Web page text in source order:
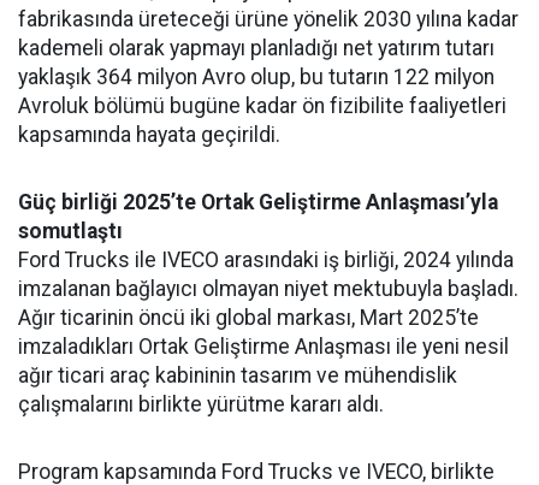
fabrikasında üreteceği ürüne yönelik 2030 yılına kadar
kademeli olarak yapmayı planladığı net yatırım tutarı
yaklaşık 364 milyon Avro olup, bu tutarın 122 milyon
Avroluk bölümü bugüne kadar ön fizibilite faaliyetleri
kapsamında hayata geçirildi.
Güç birliği 2025’te Ortak Geliştirme Anlaşması’yla
somutlaştı
Ford Trucks ile IVECO arasındaki iş birliği, 2024 yılında
imzalanan bağlayıcı olmayan niyet mektubuyla başladı.
Ağır ticarinin öncü iki global markası, Mart 2025’te
imzaladıkları Ortak Geliştirme Anlaşması ile yeni nesil
ağır ticari araç kabininin tasarım ve mühendislik
çalışmalarını birlikte yürütme kararı aldı.
Program kapsamında Ford Trucks ve IVECO, birlikte